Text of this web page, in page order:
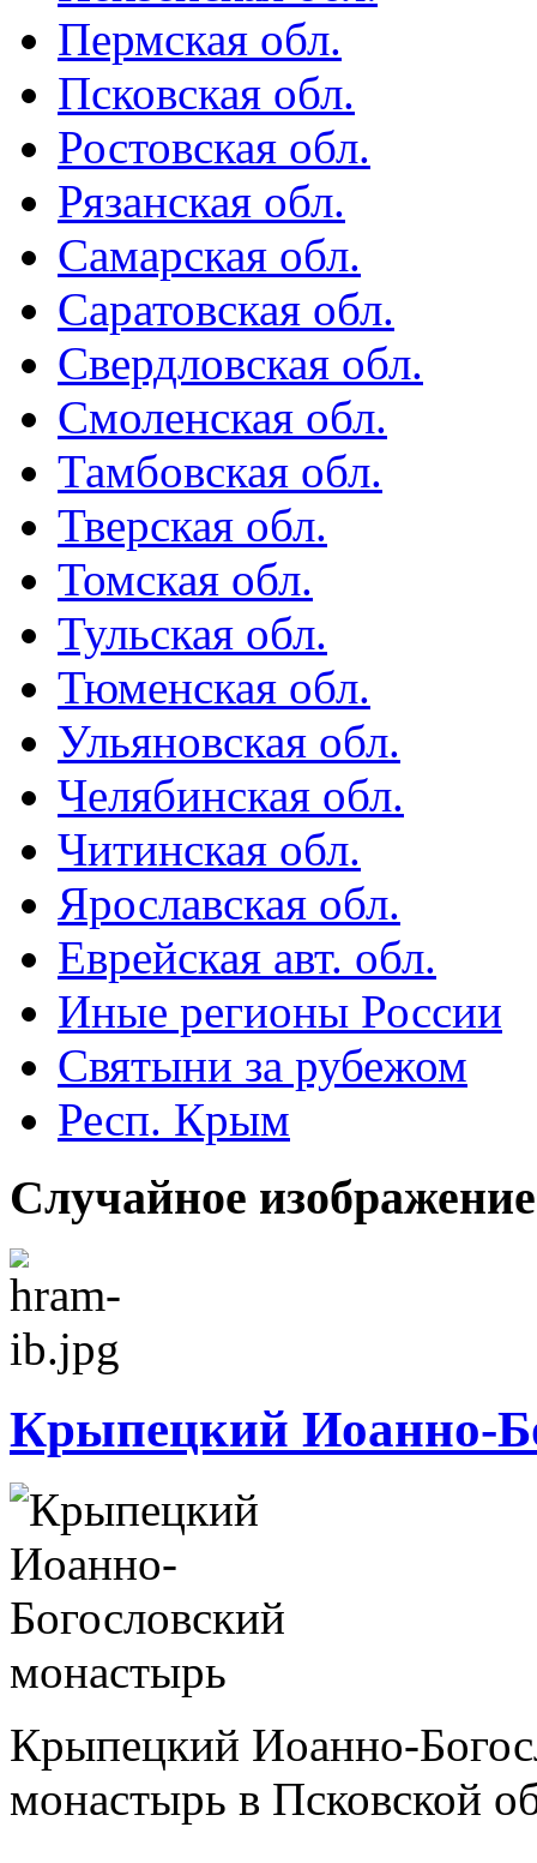
Пермская обл.
Псковская обл.
Ростовская обл.
Рязанская обл.
Самарская обл.
Саратовская обл.
Свердловская обл.
Смоленская обл.
Тамбовская обл.
Тверская обл.
Томская обл.
Тульская обл.
Тюменская обл.
Ульяновская обл.
Челябинская обл.
Читинская обл.
Ярославская обл.
Еврейская авт. обл.
Иные регионы России
Святыни за рубежом
Респ. Крым
Случайное изображение
Крыпецкий Иоанно-
Крыпецкий Иоанно-
монастырь в Псковской